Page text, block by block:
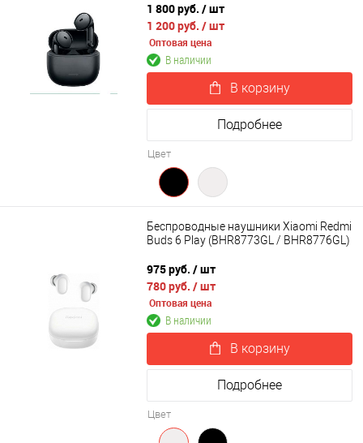
1 800 руб. / шт
1 200 руб. / шт
Оптовая цена
В наличии
В корзину
Подробнее
Цвет
Беспроводные наушники Xiaomi Redmi
Buds 6 Play (BHR8773GL / BHR8776GL)
975 руб. / шт
780 руб. / шт
Оптовая цена
В наличии
В корзину
Подробнее
Цвет